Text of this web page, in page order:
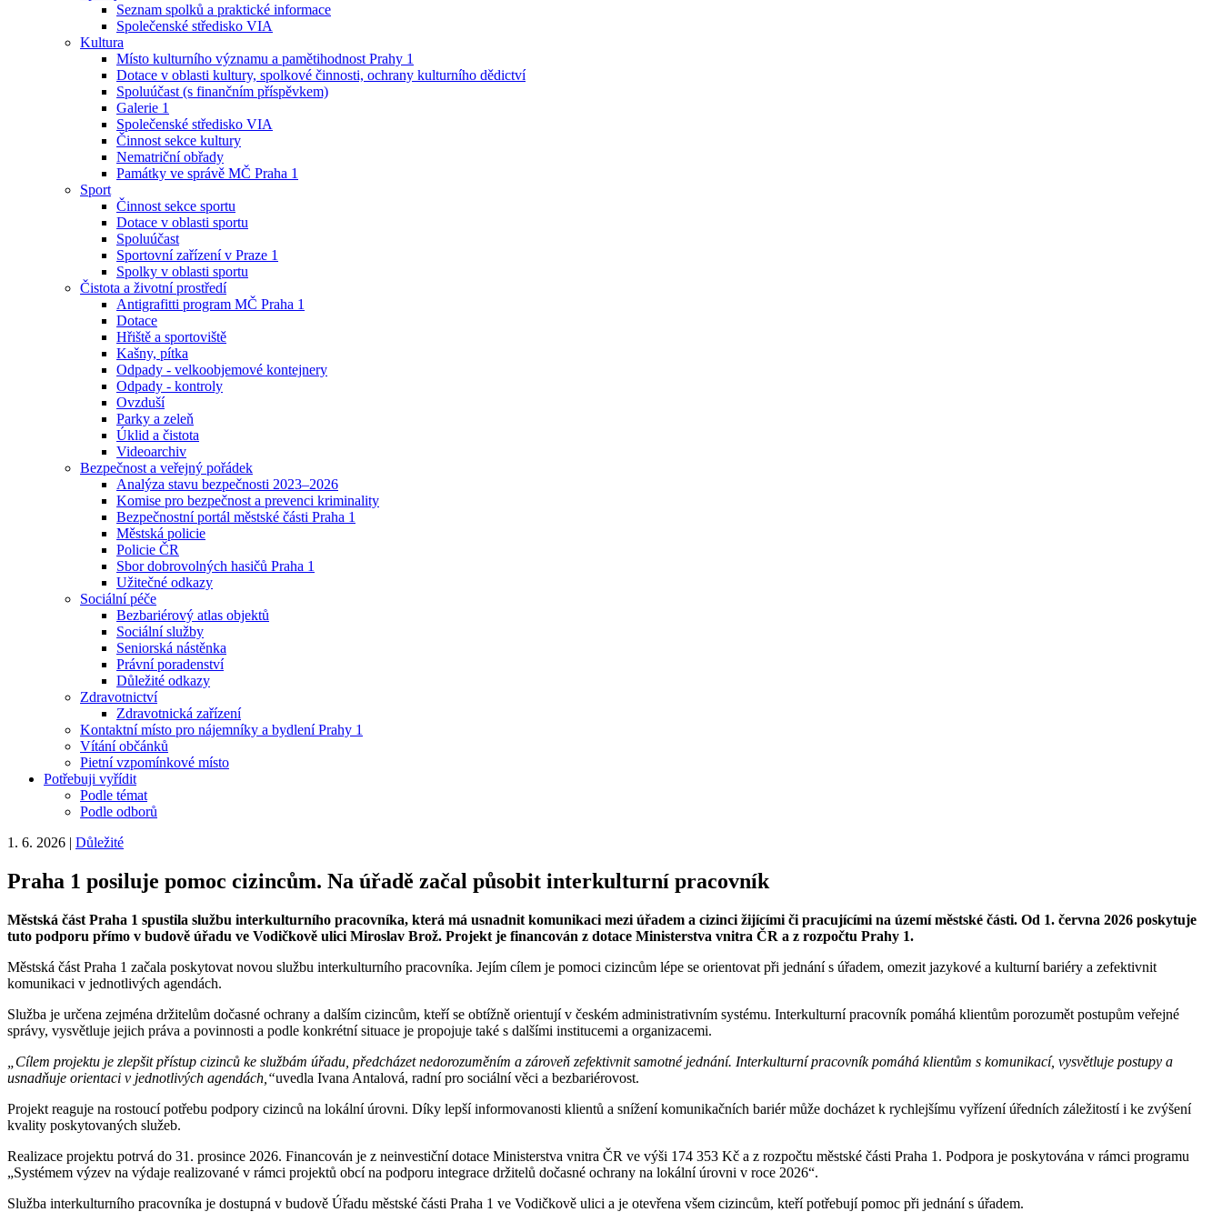
Seznam spolků a praktické informace
Společenské středisko VIA
Kultura
Místo kulturního významu a pamětihodnost Prahy 1
Dotace v oblasti kultury, spolkové činnosti, ochrany kulturního dědictví
Spoluúčast (s finančním příspěvkem)
Galerie 1
Společenské středisko VIA
Činnost sekce kultury
Nematriční obřady
Památky ve správě MČ Praha 1
Sport
Činnost sekce sportu
Dotace v oblasti sportu
Spoluúčast
Sportovní zařízení v Praze 1
Spolky v oblasti sportu
Čistota a životní prostředí
Antigrafitti program MČ Praha 1
Dotace
Hřiště a sportoviště
Kašny, pítka
Odpady - velkoobjemové kontejnery
Odpady - kontroly
Ovzduší
Parky a zeleň
Úklid a čistota
Videoarchiv
Bezpečnost a veřejný pořádek
Analýza stavu bezpečnosti 2023–2026
Komise pro bezpečnost a prevenci kriminality
Bezpečnostní portál městské části Praha 1
Městská policie
Policie ČR
Sbor dobrovolných hasičů Praha 1
Užitečné odkazy
Sociální péče
Bezbariérový atlas objektů
Sociální služby
Seniorská nástěnka
Právní poradenství
Důležité odkazy
Zdravotnictví
Zdravotnická zařízení
Kontaktní místo pro nájemníky a bydlení Prahy 1
Vítání občánků
Pietní vzpomínkové místo
Potřebuji vyřídit
Podle témat
Podle odborů
1. 6. 2026 | Důležité
Praha 1 posiluje pomoc cizincům. Na úřadě začal působit interkulturní pracovník
Městská část Praha 1 spustila službu interkulturního pracovníka, která má usnadnit komunikaci mezi úřadem a cizinci žijícími či pracujícími na území městské části. Od 1. června 2026 poskytuje
tuto podporu přímo v budově úřadu ve Vodičkově ulici Miroslav Brož. Projekt je financován z dotace Ministerstva vnitra ČR a z rozpočtu Prahy 1.
Městská část Praha 1 začala poskytovat novou službu interkulturního pracovníka. Jejím cílem je pomoci cizincům lépe se orientovat při jednání s úřadem, omezit jazykové a kulturní bariéry a zefektivnit
komunikaci v jednotlivých agendách.
Služba je určena zejména držitelům dočasné ochrany a dalším cizincům, kteří se obtížně orientují v českém administrativním systému. Interkulturní pracovník pomáhá klientům porozumět postupům veřejné
správy, vysvětluje jejich práva a povinnosti a podle konkrétní situace je propojuje také s dalšími institucemi a organizacemi.
„Cílem projektu je zlepšit přístup cizinců ke službám úřadu, předcházet nedorozuměním a zároveň zefektivnit samotné jednání. Interkulturní pracovník pomáhá klientům s komunikací, vysvětluje postupy a
usnadňuje orientaci v jednotlivých agendách,“uvedla Ivana Antalová, radní pro sociální věci a bezbariérovost.
Projekt reaguje na rostoucí potřebu podpory cizinců na lokální úrovni. Díky lepší informovanosti klientů a snížení komunikačních bariér může docházet k rychlejšímu vyřízení úředních záležitostí i ke zvýšení
kvality poskytovaných služeb.
Realizace projektu potrvá do 31. prosince 2026. Financován je z neinvestiční dotace Ministerstva vnitra ČR ve výši 174 353 Kč a z rozpočtu městské části Praha 1. Podpora je poskytována v rámci programu
„Systémem výzev na výdaje realizované v rámci projektů obcí na podporu integrace držitelů dočasné ochrany na lokální úrovni v roce 2026“.
Služba interkulturního pracovníka je dostupná v budově Úřadu městské části Praha 1 ve Vodičkově ulici a je otevřena všem cizincům, kteří potřebují pomoc při jednání s úřadem.